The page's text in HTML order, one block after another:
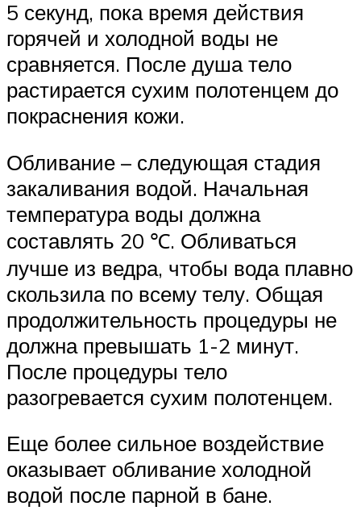
5 секунд, пока время действия
горячей и холодной воды не
сравняется. После душа тело
растирается сухим полотенцем до
покраснения кожи.
Обливание – следующая стадия
закаливания водой. Начальная
температура воды должна
составлять 20 ℃. Обливаться
лучше из ведра, чтобы вода плавно
скользила по всему телу. Общая
продолжительность процедуры не
должна превышать 1-2 минут.
После процедуры тело
разогревается сухим полотенцем.
Еще более сильное воздействие
оказывает обливание холодной
водой после парной в бане.